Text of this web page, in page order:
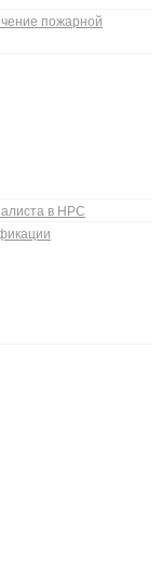
пожарной
в НРС